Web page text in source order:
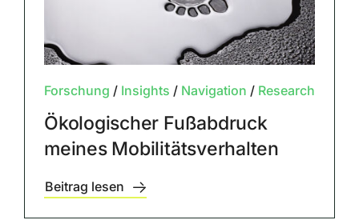
Forschung / Insights / Navigation / Research
Ökologischer Fußabdruck
meines Mobilitätsverhalten
Beitrag lesen